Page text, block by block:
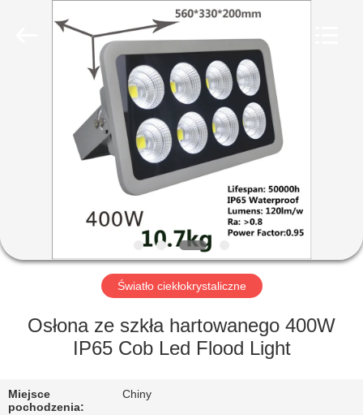
PRODUKTY
WYCIECZKA
FABRYCE
JAKOŚCI
Światło ciekłokrystaliczne
Osłona ze szkła hartowanego 400W
IP65 Cob Led Flood Light
Miejsce
pochodzenia:
Chiny